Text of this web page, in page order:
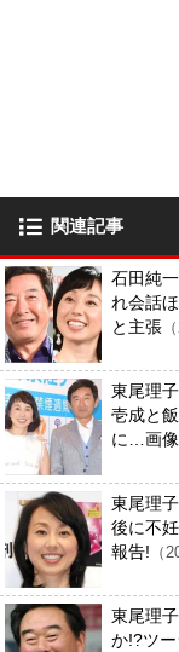
関連記事
石田純
れ会話
と主張
東尾理
壱成と
に…画像
東尾理
後に不
報告! （
東尾理
か!?ツ